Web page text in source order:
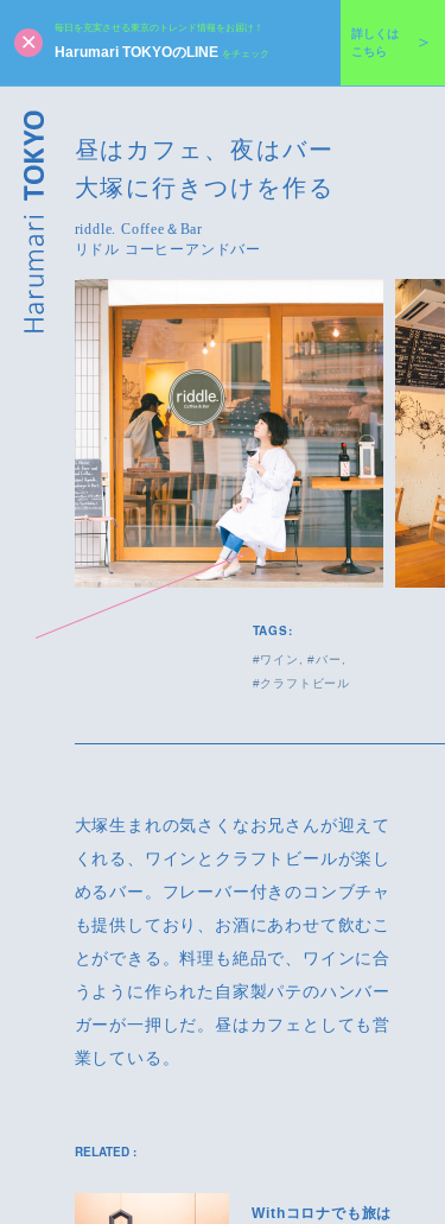
毎日を充実させる東京のトレンド情報をお届け！
Harumari TOKYOのLINE をチェック
詳しくは
こちら
昼はカフェ、夜はバー
大塚に行きつけを作る
riddle. Coffee＆Bar
リドル コーヒーアンドバー
TAGS:
ワイン
バー
クラフトビール
大塚生まれの気さくなお兄さんが迎えて
くれる、ワインとクラフトビールが楽し
めるバー。フレーバー付きのコンブチャ
も提供しており、お酒にあわせて飲むこ
とができる。料理も絶品で、ワインに合
うように作られた自家製パテのハンバー
ガーが一押しだ。昼はカフェとしても営
業している。
RELATED :
Withコロナでも旅は